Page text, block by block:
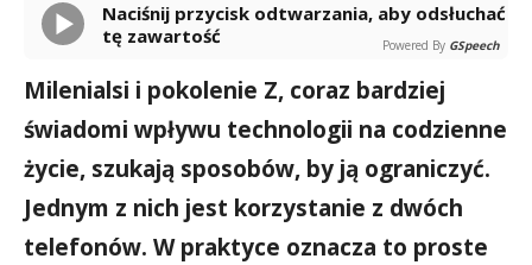
Naciśnij przycisk odtwarzania, aby odsłuchać
tę zawartość
Powered By GSpeech
Milenialsi i pokolenie Z, coraz bardziej
świadomi wpływu technologii na codzienne
życie, szukają sposobów, by ją ograniczyć.
Jednym z nich jest korzystanie z dwóch
telefonów. W praktyce oznacza to proste